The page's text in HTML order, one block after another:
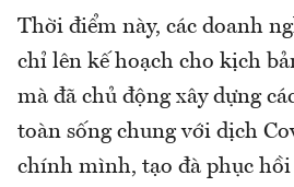
Thời điểm này, các doanh
chỉ lên kế hoạch cho kịch
mà đã chủ động xây dựng
toàn sống chung với dịch
chính mình, tạo đà phục hồi